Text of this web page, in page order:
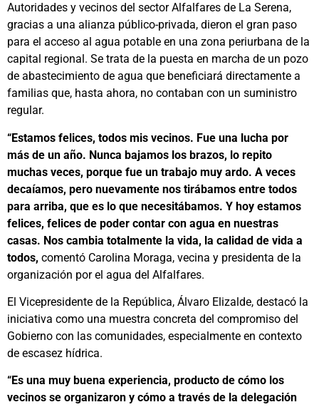
Autoridades y vecinos del sector Alfalfares de La Serena,
gracias a una alianza público-privada, dieron el gran paso
para el acceso al agua potable en una zona periurbana de la
capital regional. Se trata de la puesta en marcha de un pozo
de abastecimiento de agua que beneficiará directamente a
familias que, hasta ahora, no contaban con un suministro
regular.
“Estamos felices, todos mis vecinos. Fue una lucha por
más de un año. Nunca bajamos los brazos, lo repito
muchas veces, porque fue un trabajo muy ardo. A veces
decaíamos, pero nuevamente nos tirábamos entre todos
para arriba, que es lo que necesitábamos. Y hoy estamos
felices, felices de poder contar con agua en nuestras
casas. Nos cambia totalmente la vida, la calidad de vida a
todos, comentó Carolina Moraga, vecina y presidenta de la
organización por el agua del Alfalfares.
El Vicepresidente de la República, Álvaro Elizalde, destacó la
iniciativa como una muestra concreta del compromiso del
Gobierno con las comunidades, especialmente en contexto
de escasez hídrica.
“Es una muy buena experiencia, producto de cómo los
vecinos se organizaron y cómo a través de la delegación